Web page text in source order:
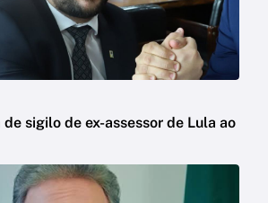
sigilo de ex-assessor de Lula ao